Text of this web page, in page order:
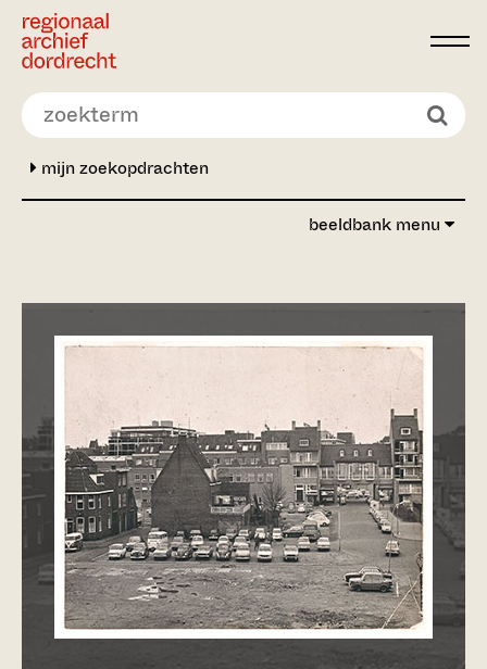
Ga direct naar de inhoud
mijn zoekopdrachten
beeldbank menu